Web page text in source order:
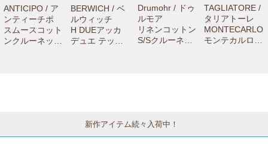
ANTICIPO / ア
ンティーチポ
スムースコット
ンクルーネック
BERWICH / ベ
ルウィッチ
H DUEアッカ
デュエ テック
Drumohr / ドゥ
ルモア
リネンコットン
S/Sクルーネッ
TAGLIATORE /
タリアトーレ
MONTECARLO
モンテカルロ
新作アイテム続々入荷中！